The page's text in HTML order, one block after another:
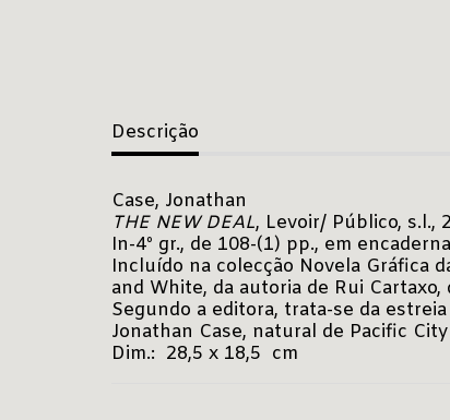
Descrição
Case, Jonathan
THE NEW DEAL, Levoir/ Público, s.l.,
In-4º gr., de 108-(1) pp., em
Incluído na colecção Novela Gráfica
and White, da autoria de Rui
Segundo a editora, trata-se da
Jonathan Case, natural de Pacific
Dim.: 28,5 x 18,5 cm